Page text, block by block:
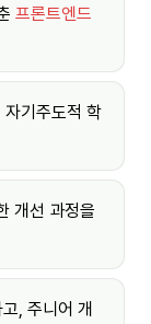
프론트엔드
자기주도적 학
개선 과정을
, 주니어 개